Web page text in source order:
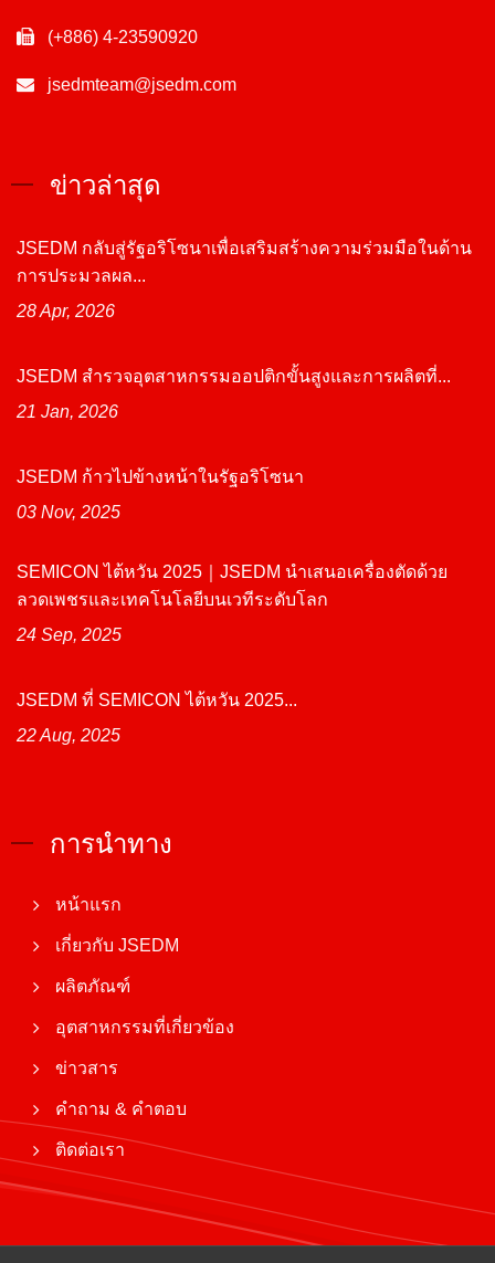
(+886) 4-23590920
jsedmteam@jsedm.com
ข่าวล่าสุด
JSEDM กลับสู่รัฐอริโซนาเพื่อเสริมสร้างความร่วมมือในด้าน
การประมวลผล...
28 Apr, 2026
JSEDM สำรวจอุตสาหกรรมออปติกขั้นสูงและการผลิตที่...
21 Jan, 2026
JSEDM ก้าวไปข้างหน้าในรัฐอริโซนา
03 Nov, 2025
SEMICON ไต้หวัน 2025｜JSEDM นำเสนอเครื่องตัดด้วย
ลวดเพชรและเทคโนโลยีบนเวทีระดับโลก
24 Sep, 2025
JSEDM ที่ SEMICON ไต้หวัน 2025...
22 Aug, 2025
การนำทาง
หน้าแรก
เกี่ยวกับ JSEDM
ผลิตภัณฑ์
อุตสาหกรรมที่เกี่ยวข้อง
ข่าวสาร
คำถาม & คำตอบ
ติดต่อเรา